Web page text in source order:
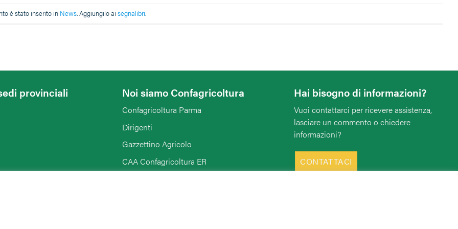
è stato inserito in News. Aggiungilo ai segnalibri.
provinciali Noi siamo Confagricoltura
Confagricoltura Parma
Dirigenti
Gazzettino Agricolo
CAA Confagricoltura ER
Hai bisogno di informazioni?
Vuoi contattarci per ricevere assistenza,
lasciare un commento o chiedere
informazioni?
CONTATTACI